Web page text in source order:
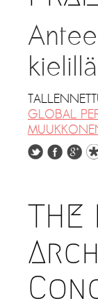
GLOBAL
THE